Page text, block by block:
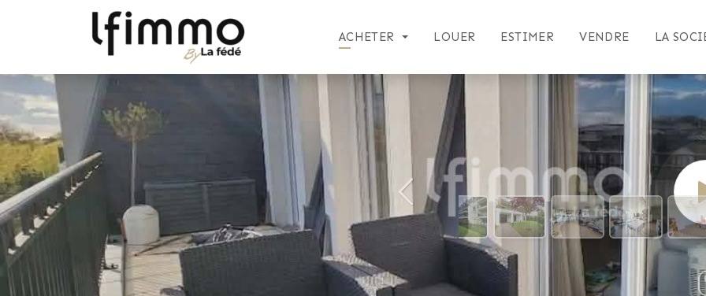
ACHETER LOUER ESTIMER VENDRE LA
1 804 €